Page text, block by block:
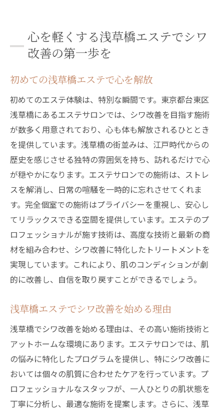
心を軽くする浅草橋エステでシワ
改善の第一歩を
初めての浅草橋エステで心を解放
初めてのエステ体験は、特別な瞬間です。東京都台東区
浅草橋にあるエステサロンでは、シワ改善を目指す施術
が数多く用意されており、心も体も解放されるひととき
を提供しています。浅草橋の街並みは、江戸時代からの
歴史を感じさせる独特の雰囲気を持ち、訪れるだけで心
が穏やかになります。エステサロンでの施術は、ストレ
スを解消し、日常の喧騒を一時的に忘れさせてくれま
す。完全個室での施術はプライバシーを重視し、安心し
てリラックスできる空間を提供しています。エステのプ
ロフェッショナルが施す技術は、高度な技術と最新の商
材を組み合わせ、シワ改善に特化したトリートメントを
実現しています。これにより、肌のコンディションが劇
的に改善し、自信を取り戻すことができるでしょう。
浅草橋エステでシワ改善を始める理由
浅草橋でシワ改善を始める理由は、その高い施術技術と
アットホームな環境にあります。エステサロンでは、肌
の悩みに特化したプログラムを提供し、特にシワ改善に
おいては個々の肌質に合わせたケアを行っています。プ
ロフェッショナルなスタッフが、一人ひとりの肌状態を
丁寧に分析し、最適な施術を提案します。さらに、浅草